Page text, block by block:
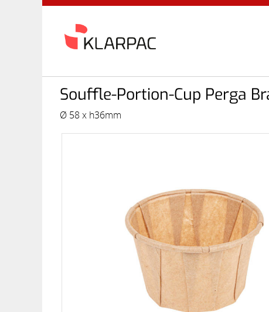
Souffle-Portion-Cup Perga
Ø 58 x h36mm